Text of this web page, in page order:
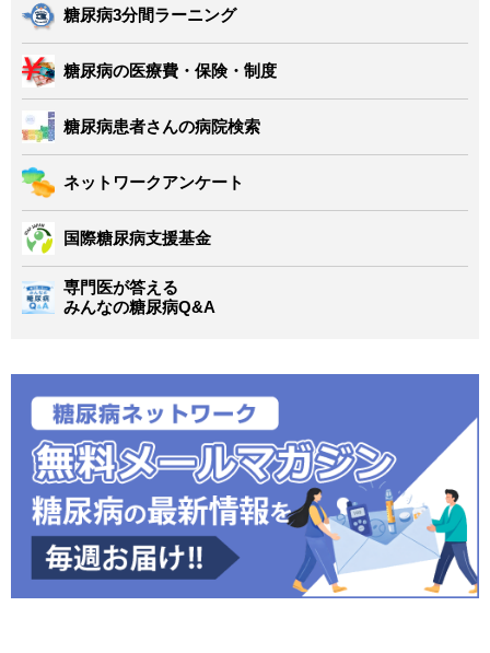
糖尿病3分間ラーニング
糖尿病の医療費・保険・制度
糖尿病患者さんの病院検索
ネットワークアンケート
国際糖尿病支援基金
専門医が答える
みんなの糖尿病Q&A